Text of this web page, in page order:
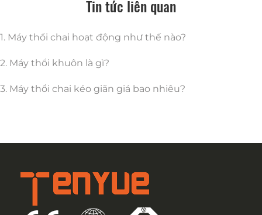
Tin tức liên quan
1. Máy thổi chai hoạt động như thế nào?
2. Máy thổi khuôn là gì?
3. Máy thổi chai kéo giãn giá bao nhiêu?